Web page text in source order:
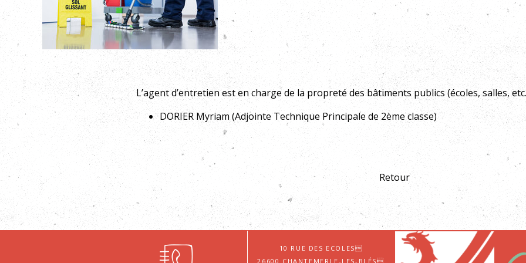
L’agent d’entretien est en charge de la propreté des bâtiments publics (écoles, salles,
DORIER Myriam (Adjointe Technique Principale de 2ème classe)
Retour
10 Rue des Ecoles
26600 Chantemerle-les-Blés